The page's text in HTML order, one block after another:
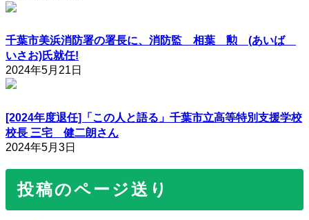
千葉市美浜消防署の署長に、消防監 相葉 勲 (あいば
いさお)氏就任!
2024年5月21日
[2024年度退任]「この人と語る」千葉市立高等特別支援学校
校長 三宅 健二朗さん
2024年5月3日
投稿のページ送り